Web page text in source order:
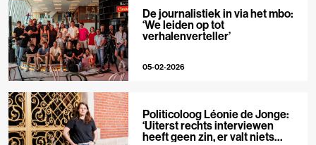
De journalistiek in via het mbo:
‘We leiden op tot
verhalenverteller’
05-02-2026
Politicoloog Léonie de Jonge:
‘Uiterst rechts interviewen
heeft geen zin, er valt niets